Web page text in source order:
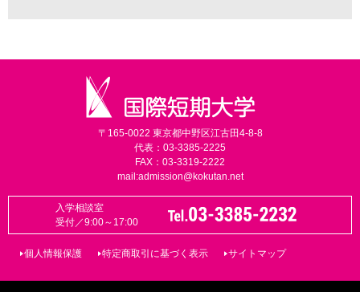
〒165-0022 東京都中野区江古田4-8-8
代表：03-3385-2225
FAX：03-3319-2222
mail:admission@kokutan.net
入学相談室
受付／9:00～17:00
個人情報保護 特定商取引に基づく表示 サイトマップ